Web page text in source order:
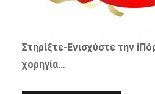
Στηρίξτε-Ενισχύστετην
χορηγία…